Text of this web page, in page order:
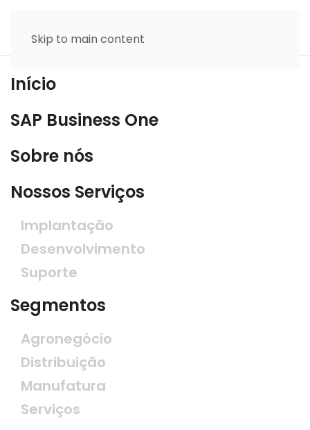
Skip to main content
Início
SAP Business One
Sobre nós
Nossos Serviços
Implantação
Desenvolvimento
Suporte
Segmentos
Agronegócio
Distribuição
Manufatura
Serviços